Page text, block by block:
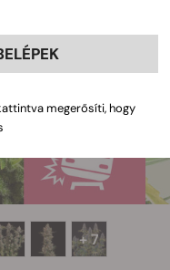
+ 7
kattintva megerősíti, hogy